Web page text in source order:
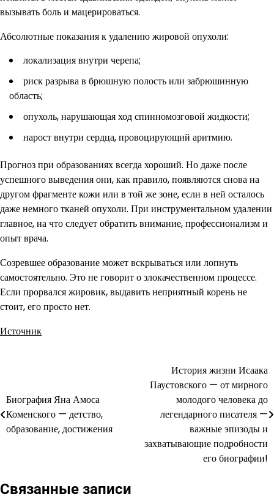
вызывать боль и мацерироваться.
Абсолютные показания к удалению жировой опухоли:
локализация внутри черепа;
риск разрыва в брюшную полость или забрюшинную
область;
опухоль, нарушающая ход спинномозговой жидкости;
нарост внутри сердца, провоцирующий аритмию.
Прогноз при образованиях всегда хороший. Но даже после
успешного выведения они, как правило, появляются снова на
другом фрагменте кожи или в той же зоне, если в ней осталось
даже немного тканей опухоли. При инструментальном удалении
главное, на что следует обратить внимание, профессионализм и
опыт врача.
Созревшее образование может вскрываться или лопнуть
самостоятельно. Это не говорит о злокачественном процессе.
Если прорвался жировик, выдавить неприятный корень не
стоит, его просто нет.
Источник
по
записям
Биография Яна Амоса
Коменского — детство,
образование, достижения
История жизни Исаака
Паустовского — от мирного
молодого человека до
легендарного писателя —
важные эпизоды и
захватывающие подробности
его биографии!
Связанные записи